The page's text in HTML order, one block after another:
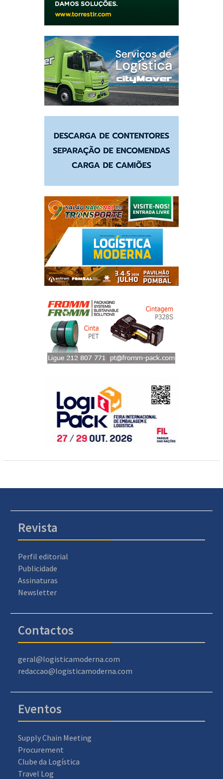
Revista
Perfil editorial
Publicidade
Assinaturas
Newsletter
Contactos
geral@logisticamoderna.com
redaccao@logisticamoderna.com
Eventos
Supply Chain Meeting
Procurement
Clube da Logística
Travel Log